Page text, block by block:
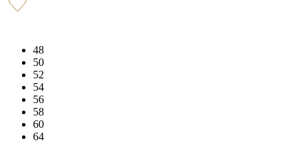
48
50
52
54
56
58
60
64